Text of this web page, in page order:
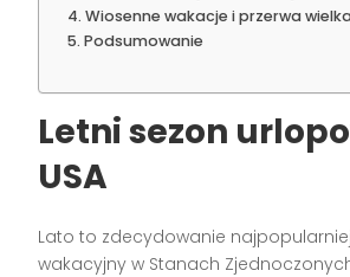
Wiosenne wakacje i przerwa
Podsumowanie
Letni sezon
USA
Lato to zdecydowanie
wakacyjny w Stanach